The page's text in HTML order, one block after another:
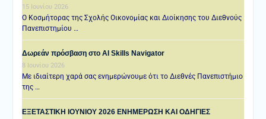
15 Ιουνίου 2026
Ο Κοσμήτορας της Σχολής Οικονομίας και Διοίκησης του Διεθνούς
Πανεπιστημίου …
Δωρεάν πρόσβαση στο AI Skills Navigator
8 Ιουνίου 2026
Με ιδιαίτερη χαρά σας ενημερώνουμε ότι το Διεθνές Πανεπιστήμιο
της …
ΕΞΕΤΑΣΤΙΚΗ IOYNIOY 2026 ΕΝΗΜΕΡΩΣΗ ΚΑΙ ΟΔΗΓΙΕΣ